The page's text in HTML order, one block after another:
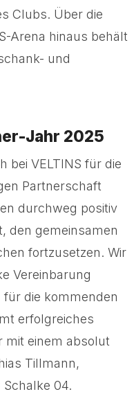
Clubs. Über die
Arena hinaus behält
und
Jahr 2025
bei VELTINS für die
Partnerschaft
durchweg positiv
den gemeinsamen
fortzusetzen. Wir
Vereinbarung
die kommenden
erfolgreiches
mit einem absolut
Tillmann,
04.